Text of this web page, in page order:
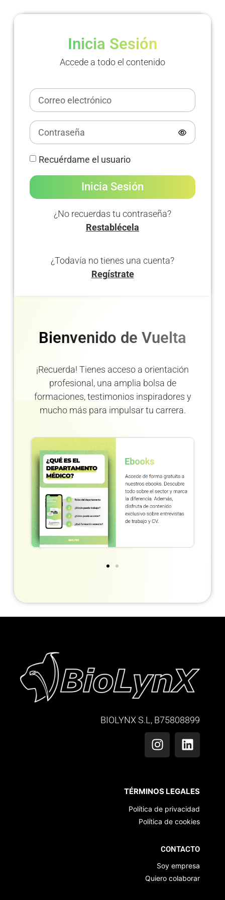
Inicia Sesión
Accede a todo el contenido
Recuérdame el usuario
Inicia Sesión
¿No recuerdas tu contraseña?
Restablécela
¿Todavía no tienes una cuenta?
Regístrate
Bienvenido de Vuelta
¡Recuerda! Tienes acceso a orientación
profesional, una amplia bolsa de
formaciones, testimonios inspiradores y
mucho más para impulsar tu carrera.
BIOLYNX S.L, B75808899
TÉRMINOS LEGALES
Política de privacidad
Política de cookies
CONTACTO
Soy empresa
Quiero colaborar